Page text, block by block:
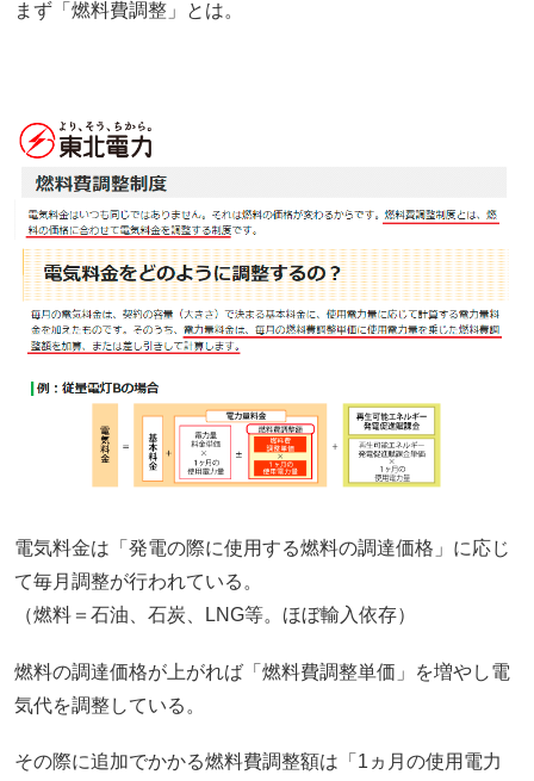
まず「燃料費調整」とは。
電気料金は「発電の際に使用する燃料の調達価格」に応じ
て毎月調整が行われている。
（燃料＝石油、石炭、LNG等。ほぼ輸入依存）
燃料の調達価格が上がれば「燃料費調整単価」を増やし電
気代を調整している。
その際に追加でかかる燃料費調整額は「1ヵ月の使用電力